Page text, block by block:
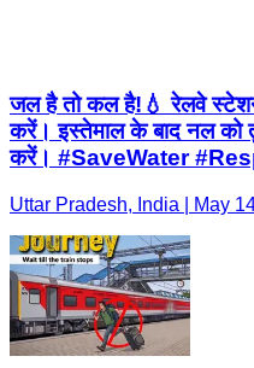
जल है तो कल है!💧 रेलवे स्टेशन
करें। इस्तेमाल के बाद नल को
करें। #SaveWater
Uttar Pradesh, India | May